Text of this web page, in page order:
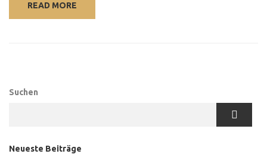
READ MORE
Suchen
Neueste Beiträge